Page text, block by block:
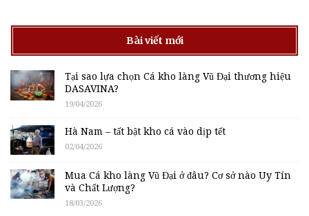
Bài viết mới
Tại sao lựa chọn Cá kho làng Vũ Đại thương hiệu
DASAVINA?
19/04/2026
Hà Nam – tất bật kho cá vào dịp tết
02/04/2026
Mua Cá kho làng Vũ Đại ở đâu? Cơ sở nào Uy Tín
và Chất Lượng?
18/03/2026